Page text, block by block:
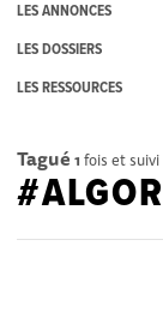
LES ANNONCES
LES DOSSIERS
LES RESSOURCES
Tagué 1 fois et